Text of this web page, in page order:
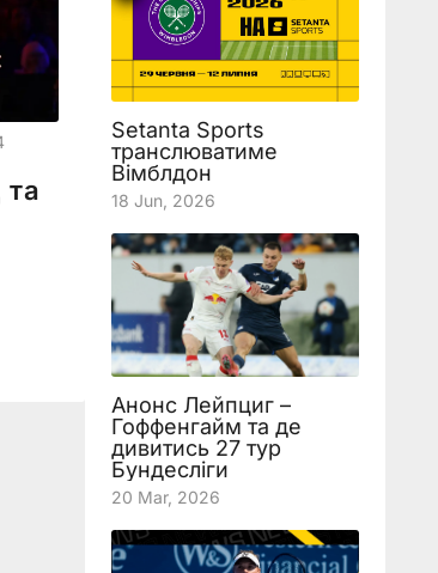
та
Setanta Sports
транслюватиме
Вімблдон
18 Jun, 2026
Анонс Лейпциг –
Гоффенгайм та де
дивитись 27 тур
Бундесліги
20 Mar, 2026